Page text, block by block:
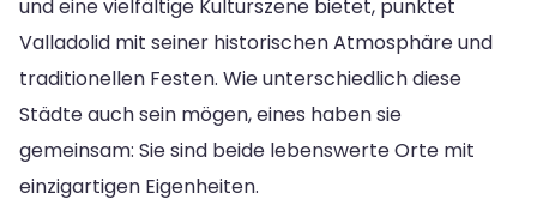
und eine vielfältige Kulturszene bietet, punktet
Valladolid mit seiner historischen Atmosphäre und
traditionellen Festen. Wie unterschiedlich diese
Städte auch sein mögen, eines haben sie
gemeinsam: Sie sind beide lebenswerte Orte mit
einzigartigen Eigenheiten.